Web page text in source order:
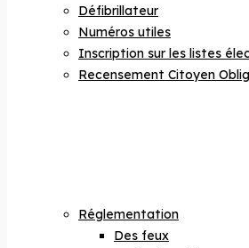
Défibrillateur
Numéros utiles
Inscription sur les listes
Recensement Citoyen
Réglementation
Des feux